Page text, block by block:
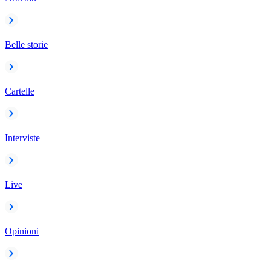
Belle storie
Cartelle
Interviste
Live
Opinioni